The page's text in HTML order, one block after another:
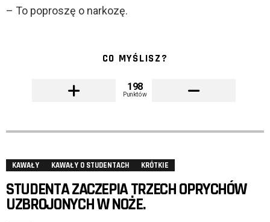
– To poproszę o narkozę.
CO MYŚLISZ?
198
Punktów
KAWAŁY KAWAŁY O STUDENTACH KRÓTKIE
STUDENTA ZACZEPIA TRZECH OPRYCHÓW
UZBROJONYCH W NOŻE.